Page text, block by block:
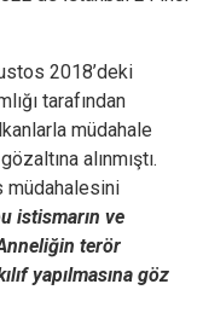
2018’deki
tarafından
müdahale
alınmıştı.
müdahalesini
istismarın ve
terör
yapılmasına göz